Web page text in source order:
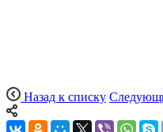
Назад к списку